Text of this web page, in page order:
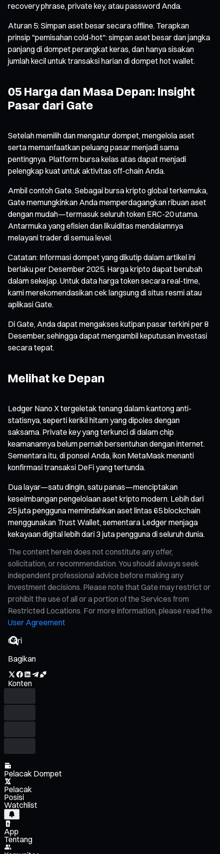
recovery phrase, private key, atau password Anda.
Aturan 5: Simpan aset besar secara offline. Terapkan
prinsip "pemisahan cold-hot": simpan aset besar dan jangka
panjang di dompet perangkat keras, dan hanya sisakan
jumlah kecil untuk transaksi harian di dompet hot wallet.
05 Harga dan Masa Depan: Insight
Pasar dari Gate
Setelah memilih dan mengatur dompet, mengelola aset
serta memanfaatkan peluang pasar menjadi sama
pentingnya. Platform bursa kelas atas dapat menjadi
pelengkap kuat untuk aktivitas off-chain Anda.
Ambil contoh Gate. Sebagai bursa kripto global terkemuka,
Gate memungkinkan Anda memperdagangkan ribuan aset
dengan mudah—termasuk seluruh token ERC-20 utama.
Antarmuka yang efisien dan likuiditas mendalamnya
melayani trader di semua level.
Catatan: Informasi dompet yang dikutip dalam artikel ini
berlaku per Desember 2025. Harga kripto dapat berubah
dalam sekejap. Untuk data harga token secara real-time,
kami merekomendasikan cek langsung di situs resmi atau
aplikasi Gate.
Di Gate, Anda dapat mengakses kutipan pasar terkini per 8
Desember, sehingga dapat mengambil keputusan investasi
secara tepat.
Melihat ke Depan
Ledger Nano X tergeletak tenang dalam kantong anti-
statisnya, seperti kerikil hitam yang dipoles dengan
saksama. Private key yang terkunci di dalam chip
keamanannya belum pernah bersentuhan dengan internet.
Sementara itu, di ponsel Anda, ikon MetaMask menanti
konfirmasi transaksi DeFi yang tertunda.
Dua layar—satu dingin, satu panas—menciptakan
keseimbangan pengelolaan aset kripto modern. Lebih dari
25 juta pengguna memindahkan aset lintas 65 blockchain
menggunakan Trust Wallet, sementara Ledger menjaga
kekayaan digital lebih dari 3 juta pengguna di seluruh dunia.
The content herein does not constitute any offer,
solicitation, or recommendation. You should always seek
independent professional advice before making any
investment decisions. Please note that Gate may restrict or
prohibit the use of all or a portion of the Services from
Restricted Locations. For more information, please read the
User Agreement
Bagikan
Konten
Pelacak Dompet
Pelacak
Posisi
Watchlist
App
Tentang